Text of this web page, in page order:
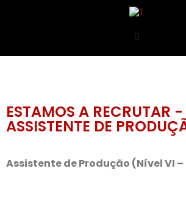
ESTAMOS A RECRUTAR -
ASSISTENTE DE
Assistente de Produção (Nível VI